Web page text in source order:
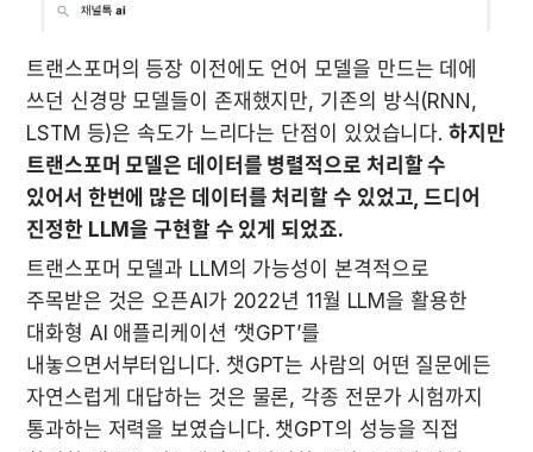
트랜스포머의 등장 이전에도 언어 모델을 만드는 데에
쓰던 신경망 모델들이 존재했지만, 기존의 방식(RNN,
LSTM 등)은 속도가 느리다는 단점이 있었습니다. 하지만
트랜스포머 모델은 데이터를 병렬적으로 처리할 수
있어서 한번에 많은 데이터를 처리할 수 있었고, 드디어
진정한 LLM을 구현할 수 있게 되었죠.
트랜스포머 모델과 LLM의 가능성이 본격적으로
주목받은 것은 오픈AI가 2022년 11월 LLM을 활용한
대화형 AI 애플리케이션 ‘챗GPT’를
내놓으면서부터입니다. 챗GPT는 사람의 어떤 질문에든
자연스럽게 대답하는 것은 물론, 각종 전문가 시험까지
통과하는 저력을 보였습니다. 챗GPT의 성능을 직접